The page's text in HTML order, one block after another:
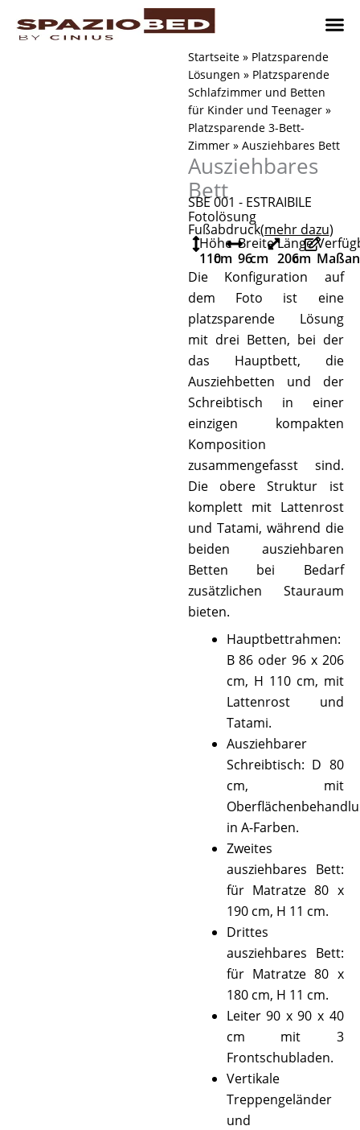
Inhalt
Startseite» Platzsparende
Lösungen » Platzsparende
Schlafzimmer und Betten
für Kinder und Teenager»
Platzsparende 3-Bett-
Zimmer» Ausziehbares Bett
Ausziehbares
Bett
SBE 001 - ESTRAIBILE
Fotolösung
Fußabdruck(mehr dazu)
Höhe
110cm
Breite
96cm
Länge
206cm
Die Konfiguration auf
dem Foto ist eine
platzsparende Lösung
mit drei Betten, bei der
das Hauptbett, die
Ausziehbetten und der
Schreibtisch in einer
einzigen kompakten
Komposition
zusammengefasst sind.
Die obere Struktur ist
komplett mit Lattenrost
und Tatami, während die
beiden ausziehbaren
Betten bei Bedarf
zusätzlichen Stauraum
bieten.
Hauptbettrahmen:
B 86 oder 96 x 206
cm, H 110 cm, mit
Lattenrost und
Tatami.
Ausziehbarer
Schreibtisch: D 80
cm, mit
in A-Farben.
Zweites
ausziehbares Bett:
für Matratze 80 x
190 cm, H 11 cm.
Drittes
ausziehbares Bett:
für Matratze 80 x
180 cm, H 11 cm.
Leiter 90 x 90 x 40
cm mit 3
Frontschubladen.
Vertikale
Treppengeländer
und